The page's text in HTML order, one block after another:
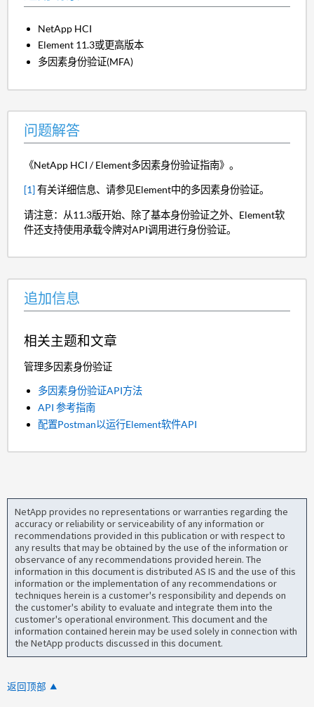
NetApp HCI
Element 11.3或更高版本
多因素身份验证(MFA)
问题解答
《NetApp HCI / Element多因素身份验证指南》。
[1]有关详细信息、请参见Element中的多因素身份验证。
请注意：从11.3版开始、除了基本身份验证之外、Element软
件还支持使用承载令牌对API调用进行身份验证。
追加信息
相关主题和文章
管理多因素身份验证
多因素身份验证API方法
API 参考指南
配置Postman以运行Element软件API
NetApp provides no representations or warranties regarding the
accuracy or reliability or serviceability of any information or
recommendations provided in this publication or with respect to
any results that may be obtained by the use of the information or
observance of any recommendations provided herein. The
information in this document is distributed AS IS and the use of this
information or the implementation of any recommendations or
techniques herein is a customer's responsibility and depends on
the customer's ability to evaluate and integrate them into the
customer's operational environment. This document and the
information contained herein may be used solely in connection with
the NetApp products discussed in this document.
返回顶部